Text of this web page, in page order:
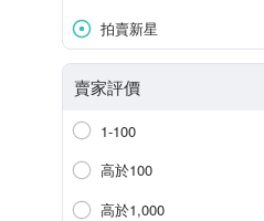
拍賣新星
賣家評價
1-100
高於100
高於1,000